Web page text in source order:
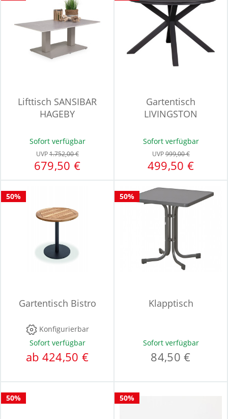
Lifttisch SANSIBAR
HAGEBY
Sofort verfügbar
UVP1.752,00 €
679,50 €
Gartentisch
LIVINGSTON
Sofort verfügbar
UVP999,00 €
499,50 €
50%
Gartentisch Bistro
Konfigurierbar
Sofort verfügbar
ab 424,50 €
50%
Klapptisch
Sofort verfügbar
84,50 €
50% 50%